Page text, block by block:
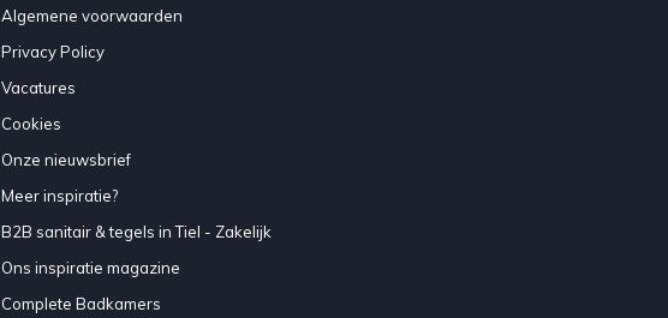
Algemene voorwaarden
Privacy Policy
Vacatures
Cookies
Onze nieuwsbrief
Meer inspiratie?
B2B sanitair & tegels in Tiel - Zakelijk
Ons inspiratie magazine
Complete Badkamers